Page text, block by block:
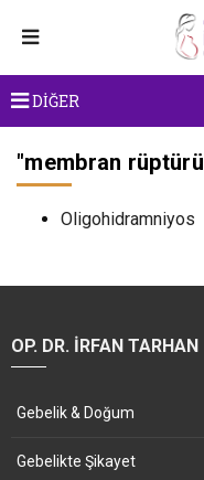
DİĞER
"membran rüptürü
Oligohidramniyos
OP. DR. İRFAN TARHAN
Gebelik & Doğum
Gebelikte Şikayet